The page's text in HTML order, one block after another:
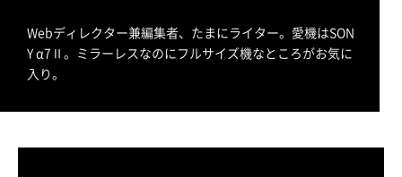
Webディレクター兼編集者、たまにライター。愛機はSON
Y α7Ⅱ。ミラーレスなのにフルサイズ機なところがお気に
入り。